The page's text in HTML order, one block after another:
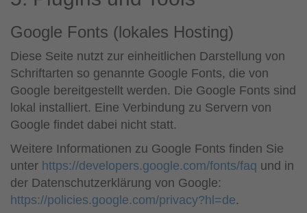
Google Fonts (lokales Hosting)
Diese Seite nutzt zur einheitlichen Darstellung von
Schriftarten so genannte Google Fonts, die von
Google bereitgestellt werden. Die Google Fonts sind
lokal installiert. Eine Verbindung zu Servern von
Google findet dabei nicht statt.
Weitere Informationen zu Google Fonts finden Sie
unter https://developers.google.com/fonts/faq und in
der Datenschutzerklärung von Google:
https://policies.google.com/privacy?hl=de.